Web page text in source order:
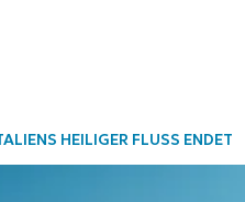
HEILIGER FLUSS ENDET